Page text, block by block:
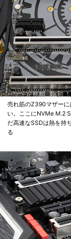
売れ筋のZ390マザーに
い。ここにNVMe M.2
だ高速なSSDは熱を持
る